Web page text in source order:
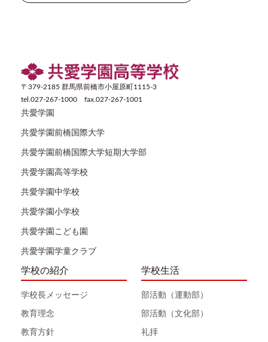
〒379-2185 群馬県前橋市小屋原町1115-3
tel.027-267-1000 fax.027-267-1001
共愛学園
共愛学園前橋国際大学
共愛学園前橋国際大学短期大学部
共愛学園高等学校
共愛学園中学校
共愛学園小学校
共愛学園こども園
共愛学園学童クラブ
学校の紹介
学校長メッセージ
教育理念
教育方針
学校生活
部活動（運動部）
部活動（文化部）
礼拝